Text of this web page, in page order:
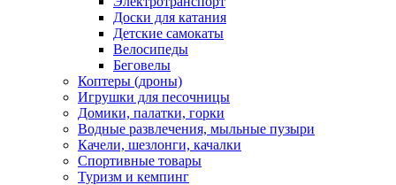
Доски для катания
Детские самокаты
Велосипеды
Беговелы
Коптеры (дроны)
Игрушки для песочницы
Домики, палатки, горки
Водные развлечения, мыльные пузыри
Качели, шезлонги, качалки
Спортивные товары
Туризм и кемпинг